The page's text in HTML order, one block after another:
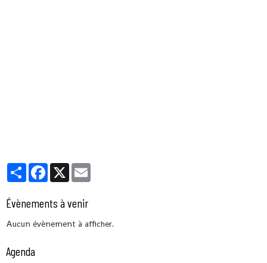
PartagerFacebook
X
Évènements à venir
Aucun évènement à afficher.
Agenda